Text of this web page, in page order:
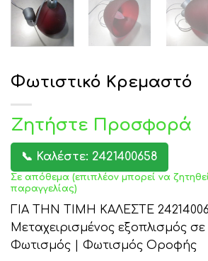
Φωτιστικό Κρεμαστό
Ζητήστε Προσφορά
📞 Καλέστε: 2421400658
Σε απόθεμα (επιπλέον μπορεί να
παραγγελίας)
ΓΙΑ ΤΗΝ ΤΙΜΗ ΚΑΛΕΣΤΕ
Μεταχειρισμένος εξοπλισμός
Φωτισμός | Φωτισμός Οροφής